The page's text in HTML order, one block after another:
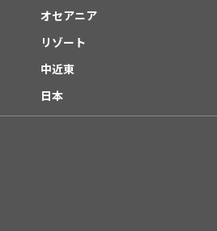
オセアニア
リゾート
中近東
日本